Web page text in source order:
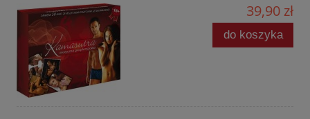
39,90 zł
do koszyka